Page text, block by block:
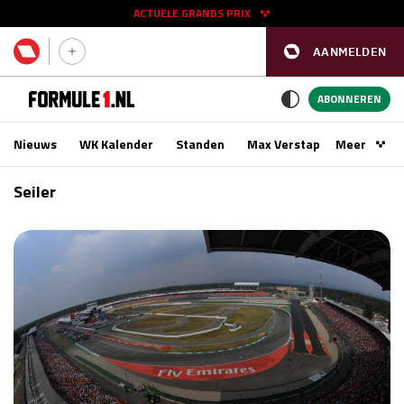
AANMELDEN
ACTUELE GRANDS PRIX
11 - 13 sep
Race
GP AZERBEIDZJAN 2026 24 - 26 sep
Kwalificatie
vr 14:00 - 15:00
09 - 11 okt
Kwalificatie
za 15:00 - 16:00
Race
zo 14:00 - 16:00
ABONNEREN
Nieuws WK Kalender Standen Max VerstappenMeer
Seiler